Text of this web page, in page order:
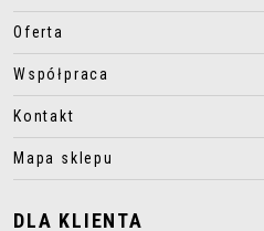
Oferta
Współpraca
Kontakt
Mapa sklepu
DLA KLIENTA